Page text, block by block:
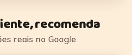
recomenda
reais no Google